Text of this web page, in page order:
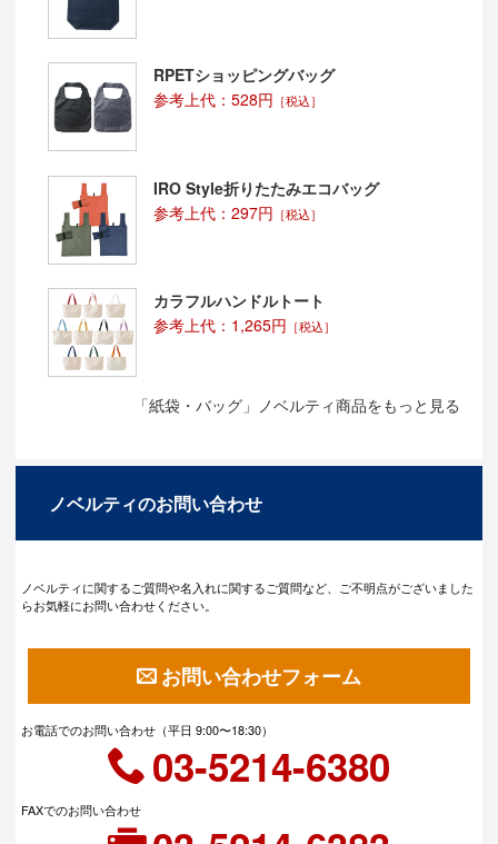
RPETショッピングバッグ
参考上代：528円 ［税込］
IRO Style折りたたみエコバッグ
参考上代：297円 ［税込］
カラフルハンドルトート
参考上代：1,265円 ［税込］
「紙袋・バッグ」ノベルティ商品をもっと見る
ノベルティのお問い合わせ
ノベルティに関するご質問や名入れに関するご質問など、ご不明点がございました
らお気軽にお問い合わせください。
お問い合わせフォーム
お電話でのお問い合わせ（平日 9:00〜18:30）
03-5214-6380
FAXでのお問い合わせ